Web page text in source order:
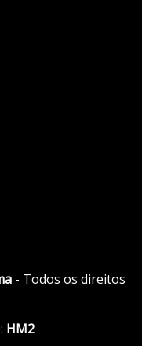
- Todos os direitos
HM2